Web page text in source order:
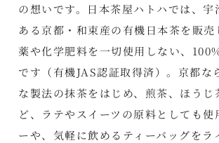
の想いです。日本茶屋ハトハでは、宇
ある京都・和束産の有機日本茶を販売
薬や化学肥料を一切使用しない、
です（有機JAS認証取得済）。京都な
な製法の抹茶をはじめ、煎茶、ほうじ
ど、ラテやスイーツの原料としても
ーや、気軽に飲めるティーバッグをラ